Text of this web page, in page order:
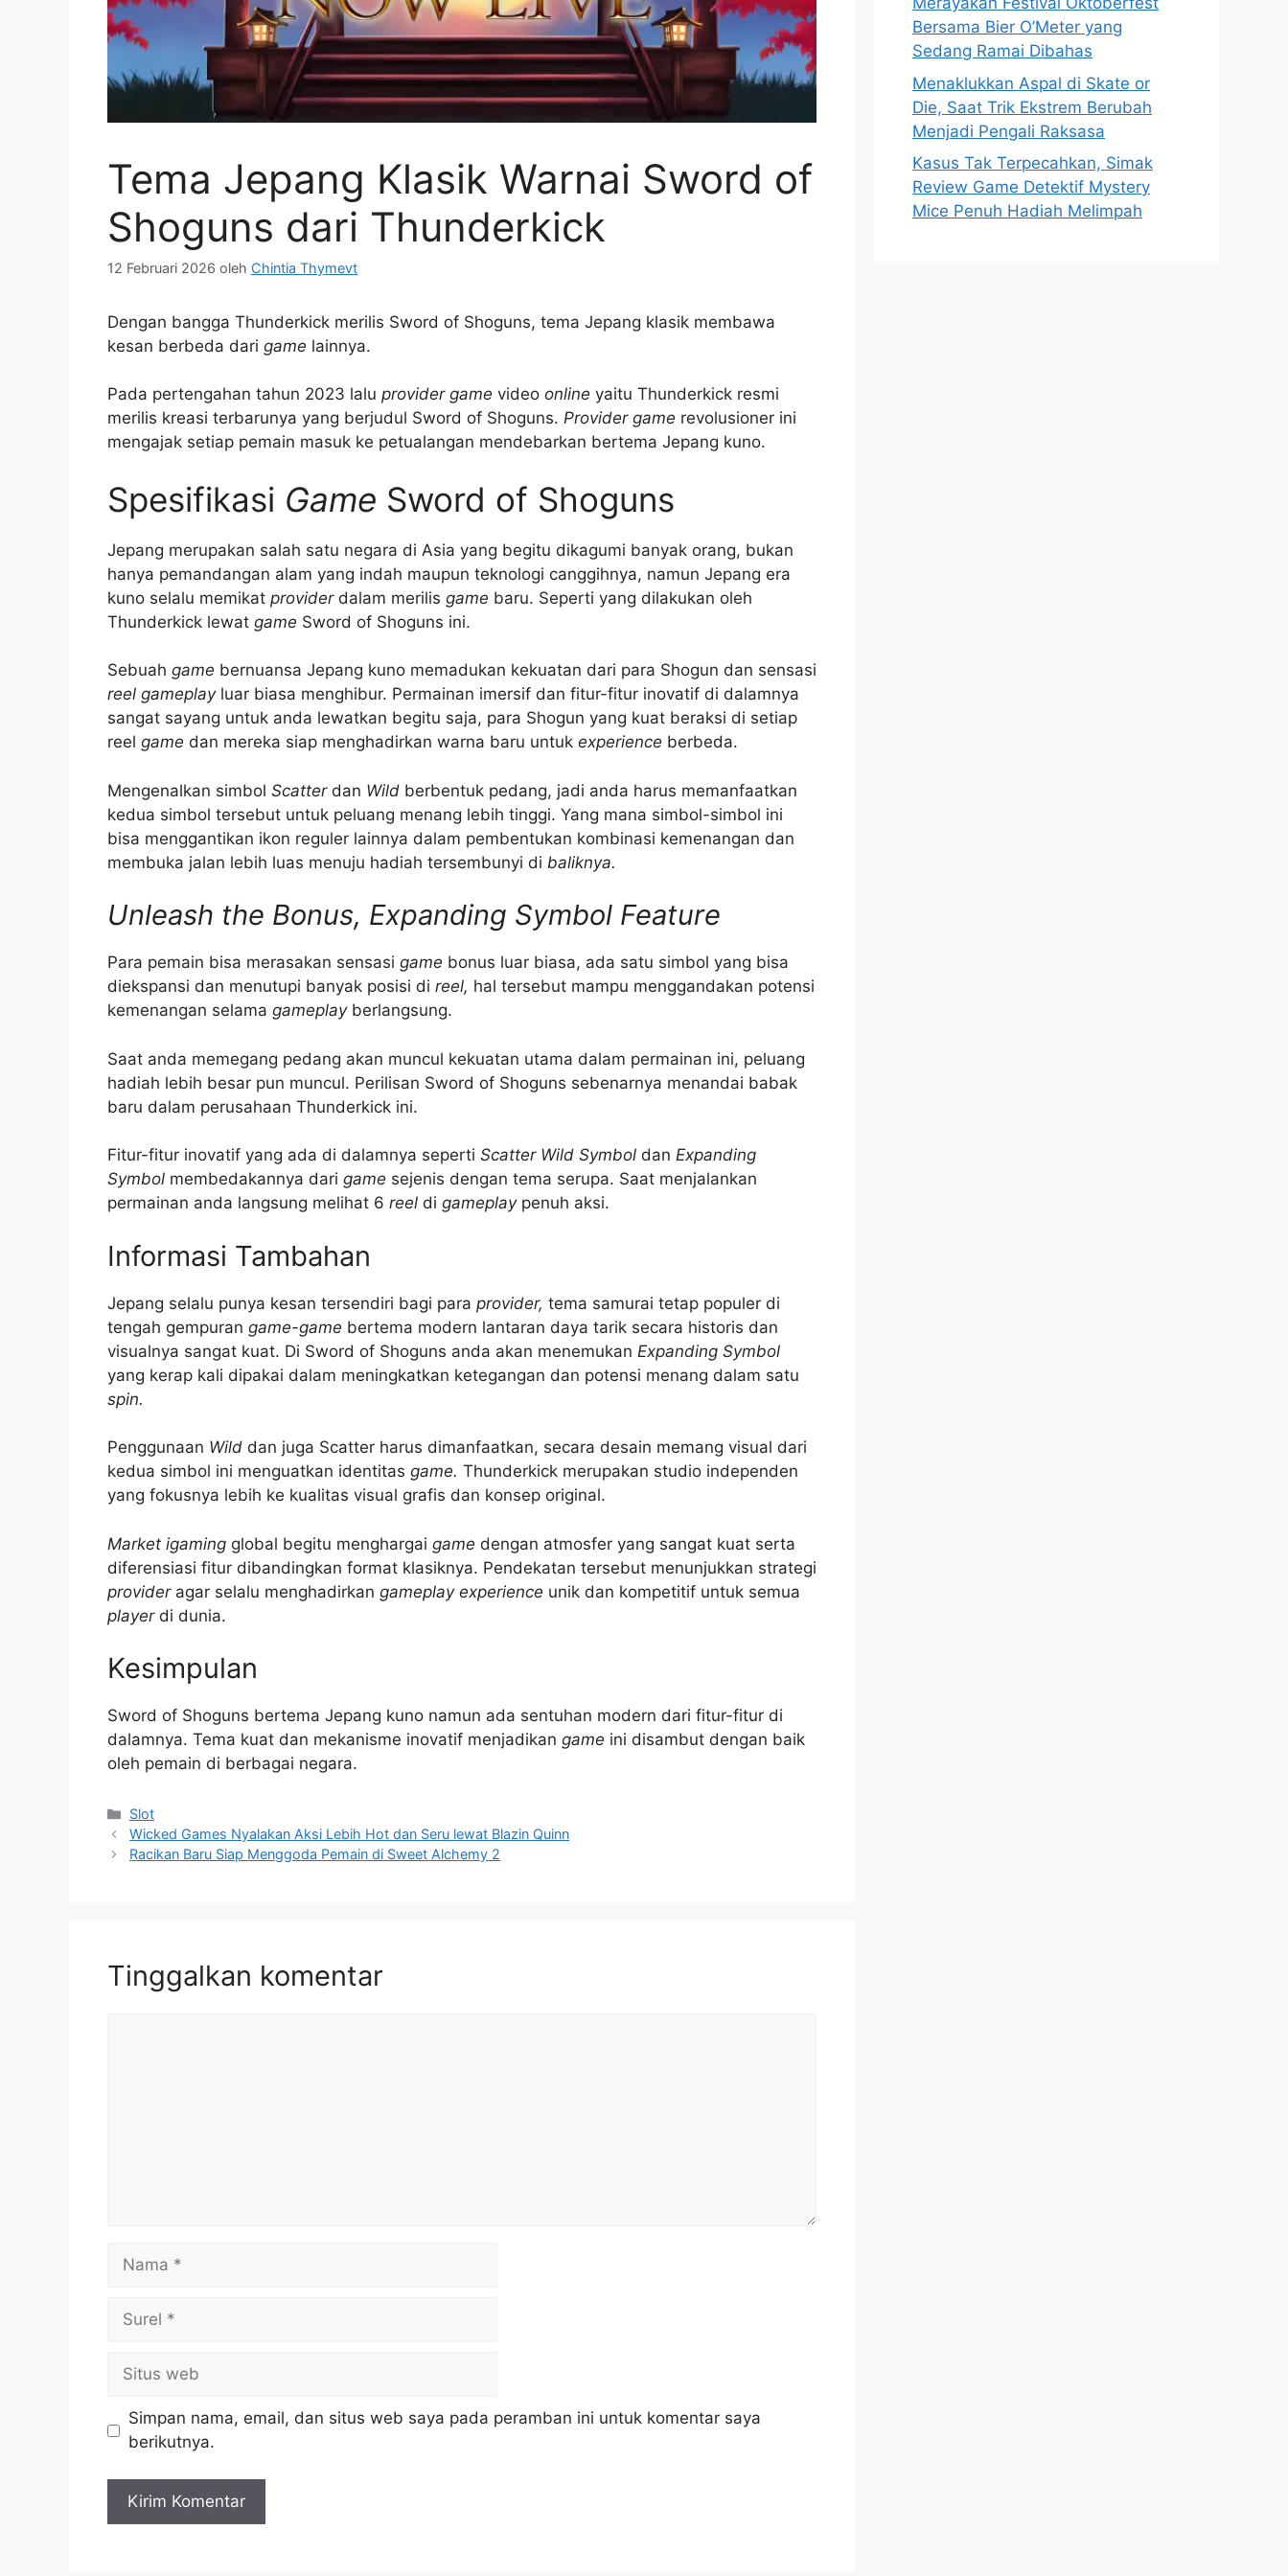
Tema Jepang Klasik Warnai Sword of
Shoguns dari Thunderkick
12 Februari 2026 oleh Chintia Thymevt
Dengan bangga Thunderkick merilis Sword of Shoguns, tema Jepang klasik membawa
kesan berbeda dari game lainnya.
Pada pertengahan tahun 2023 lalu provider game video online yaitu Thunderkick resmi
merilis kreasi terbarunya yang berjudul Sword of Shoguns. Provider game revolusioner ini
mengajak setiap pemain masuk ke petualangan mendebarkan bertema Jepang kuno.
Spesifikasi Game Sword of Shoguns
Jepang merupakan salah satu negara di Asia yang begitu dikagumi banyak orang, bukan
hanya pemandangan alam yang indah maupun teknologi canggihnya, namun Jepang era
kuno selalu memikat providerdalam merilis game baru. Seperti yang dilakukan oleh
Thunderkick lewat game Sword of Shoguns ini.
Sebuah game bernuansa Jepang kuno memadukan kekuatan dari para Shogun dan sensasi
reel gameplayluar biasa menghibur. Permainan imersif dan fitur-fitur inovatif di dalamnya
sangat sayang untuk anda lewatkan begitu saja, para Shogun yang kuat beraksi di setiap
reel game dan mereka siap menghadirkan warna baru untuk experience berbeda.
Mengenalkan simbol Scatterdan Wild berbentuk pedang, jadi anda harus memanfaatkan
kedua simbol tersebut untuk peluang menang lebih tinggi. Yang mana simbol-simbol ini
bisa menggantikan ikon reguler lainnya dalam pembentukan kombinasi kemenangan dan
membuka jalan lebih luas menuju hadiah tersembunyi di baliknya.
Unleash the Bonus, Expanding Symbol Feature
Para pemain bisa merasakan sensasi game bonus luar biasa, ada satu simbol yang bisa
diekspansi dan menutupi banyak posisi di reel, hal tersebut mampu menggandakan potensi
kemenangan selama gameplayberlangsung.
Saat anda memegang pedang akan muncul kekuatan utama dalam permainan ini, peluang
hadiah lebih besar pun muncul. Perilisan Sword of Shoguns sebenarnya menandai babak
baru dalam perusahaan Thunderkick ini.
Fitur-fitur inovatif yang ada di dalamnya seperti Scatter Wild Symbol dan Expanding
Symbol membedakannya dari game sejenis dengan tema serupa. Saat menjalankan
permainan anda langsung melihat 6 reel di gameplaypenuh aksi.
Informasi Tambahan
Jepang selalu punya kesan tersendiri bagi para provider, tema samurai tetap populer di
tengah gempuran game-game bertema modern lantaran daya tarik secara historis dan
visualnya sangat kuat. Di Sword of Shoguns anda akan menemukan Expanding Symbol
yang kerap kali dipakai dalam meningkatkan ketegangan dan potensi menang dalam satu
spin.
Penggunaan Wild dan juga Scatter harus dimanfaatkan, secara desain memang visual dari
kedua simbol ini menguatkan identitas game. Thunderkick merupakan studio independen
yang fokusnya lebih ke kualitas visual grafis dan konsep original.
Market igaming global begitu menghargai game dengan atmosfer yang sangat kuat serta
diferensiasi fitur dibandingkan format klasiknya. Pendekatan tersebut menunjukkan strategi
provideragar selalu menghadirkan gameplay experience unik dan kompetitif untuk semua
playerdi dunia.
Kesimpulan
Sword of Shoguns bertema Jepang kuno namun ada sentuhan modern dari fitur-fitur di
dalamnya. Tema kuat dan mekanisme inovatif menjadikan game ini disambut dengan baik
oleh pemain di berbagai negara.
Kategori
Slot
Wicked Games Nyalakan Aksi Lebih Hot dan Seru lewat Blazin Quinn
Racikan Baru Siap Menggoda Pemain di Sweet Alchemy 2
Tinggalkan komentar
Nama
Surel
Situs
web
Simpan nama, email, dan situs web saya pada peramban ini untuk komentar saya
berikutnya.
Bersama Bier O’Meter yang
Sedang Ramai Dibahas
Menaklukkan Aspal di Skate or
Die, Saat Trik Ekstrem Berubah
Menjadi Pengali Raksasa
Kasus Tak Terpecahkan, Simak
Review Game Detektif Mystery
Mice Penuh Hadiah Melimpah